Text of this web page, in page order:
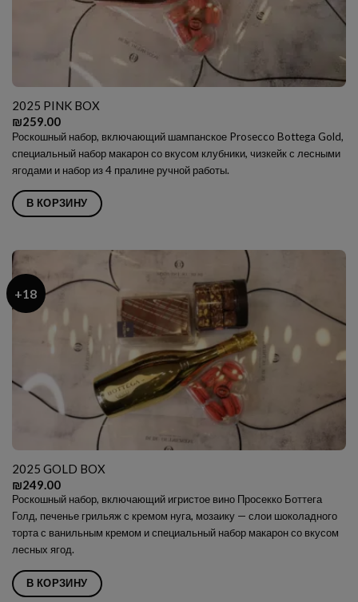
2025 PINK BOX
₪259.00
Роскошный набор, включающий шампанское Prosecco Bottega Gold,
специальный набор макарон со вкусом клубники, чизкейк с лесными
ягодами и набор из 4 пралине ручной работы.
В КОРЗИНУ
+18
2025 GOLD BOX
₪249.00
Роскошный набор, включающий игристое вино Просекко Боттега
Голд, печенье грильяж с кремом нуга, мозаику — слои шоколадного
торта с ванильным кремом и специальный набор макарон со вкусом
лесных ягод.
В КОРЗИНУ